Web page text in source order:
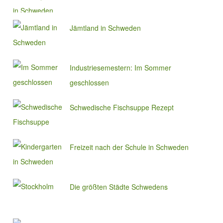
Jämtland in Schweden
Industriesemestern: Im Sommer
geschlossen
Schwedische Fischsuppe Rezept
Freizeit nach der Schule in Schweden
Die größten Städte Schwedens